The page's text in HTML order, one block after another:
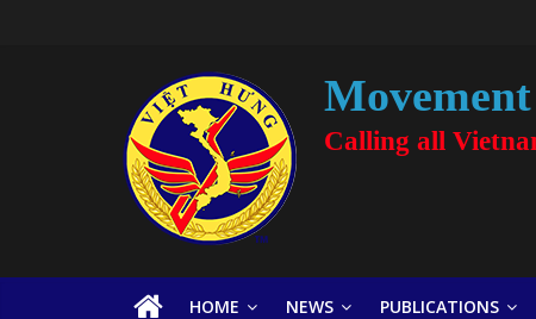
Calling all
HOME NEWS PUBLICATIONS